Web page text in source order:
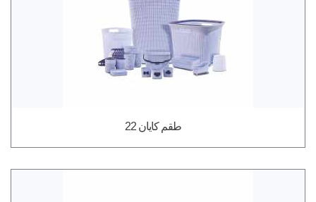
طقم كايان 22